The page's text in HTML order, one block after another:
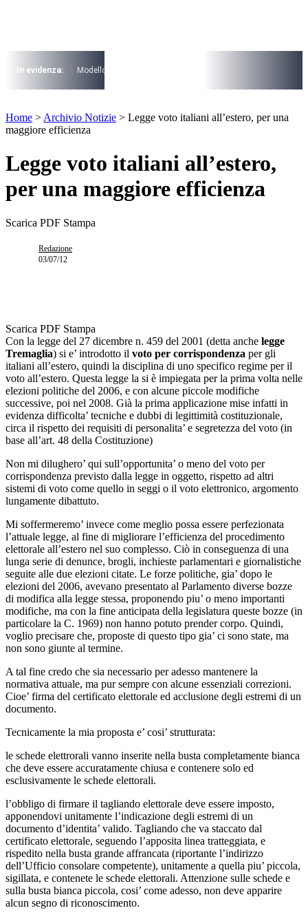
I più cercati
Lorem ipsum dolor sit amet consectetur
Lorem ipsum dolor sit amet consectetur
In evidenza: Modello 730
Lorem ipsum dolor sit amet consectetur
Home > Archivio Notizie > Legge voto italiani all’estero, per una
maggiore efficienza
Legge voto italiani all’estero,
per una maggiore efficienza
Scarica PDF Stampa
Redazione
03/07/12
Scarica PDF Stampa
Con la legge del 27 dicembre n. 459 del 2001 (detta anche legge
Tremaglia) si e’ introdotto il voto per corrispondenza per gli
italiani all’estero, quindi la disciplina di uno specifico regime per il
voto all’estero. Questa legge la si è impiegata per la prima volta nelle
elezioni politiche del 2006, e con alcune piccole modifiche
successive, poi nel 2008. Già la prima applicazione mise infatti in
evidenza difficolta’ tecniche e dubbi di legittimità costituzionale,
circa il rispetto dei requisiti di personalita’ e segretezza del voto (in
base all’art. 48 della Costituzione)
Non mi dilughero’ qui sull’opportunita’ o meno del voto per
corrispondenza previsto dalla legge in oggetto, rispetto ad altri
sistemi di voto come quello in seggi o il voto elettronico, argomento
lungamente dibattuto.
Mi soffermeremo’ invece come meglio possa essere perfezionata
l’attuale legge, al fine di migliorare l’efficienza del procedimento
elettorale all’estero nel suo complesso. Ciò in conseguenza di una
lunga serie di denunce, brogli, inchieste parlamentari e giornalistiche
seguite alle due elezioni citate. Le forze politiche, gia’ dopo le
elezioni del 2006, avevano presentato al Parlamento diverse bozze
di modifica alla legge stessa, proponendo piu’ o meno importanti
modifiche, ma con la fine anticipata della legislatura queste bozze (in
particolare la C. 1969) non hanno potuto prender corpo. Quindi,
voglio precisare che, proposte di questo tipo gia’ ci sono state, ma
non sono giunte al termine.
A tal fine credo che sia necessario per adesso mantenere la
normativa attuale, ma pur sempre con alcune essenziali correzioni.
Cioe’ firma del certificato elettorale ed acclusione degli estremi di un
documento.
Tecnicamente la mia proposta e’ cosi’ strutturata:
le schede elettrorali vanno inserite nella busta completamente bianca
che deve essere accuratamente chiusa e contenere solo ed
esclusivamente le schede elettorali.
l’obbligo di firmare il tagliando elettorale deve essere imposto,
apponendovi unitamente l’indicazione degli estremi di un
documento d’identita’ valido. Tagliando che va staccato dal
certificato elettorale, seguendo l’apposita linea tratteggiata, e
rispedito nella busta grande affrancata (riportante l’indirizzo
dell’Ufficio consolare competente), unitamente a quella piu’ piccola,
sigillata, e contenete le schede elettorali. Attenzione sulle schede e
sulla busta bianca piccola, cosi’ come adesso, non deve apparire
alcun segno di riconoscimento.